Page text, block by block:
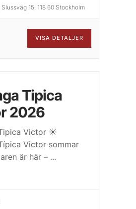
15, 118 60 Stockholm
VISA DETALJER
Tipica
2026
Victor ☀️
Victor sommar
är här – ...